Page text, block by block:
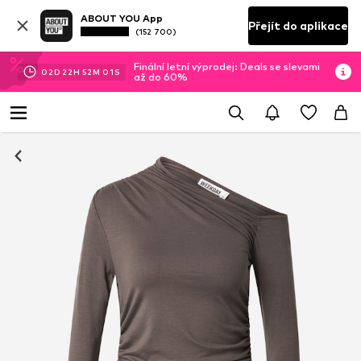
ABOUT YOU App
(152 700) Přejít do aplikace
02D 22H 52M 00S
Finální letní výprodej: Deals se slevami
až do 60%